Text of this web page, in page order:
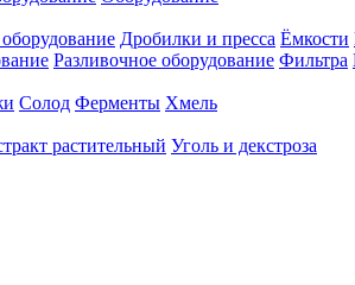
Дробилки и пресса Ёмкости
Разливочное оборудование Фильтра
Солод Ферменты Хмель
растительный Уголь и декстроза